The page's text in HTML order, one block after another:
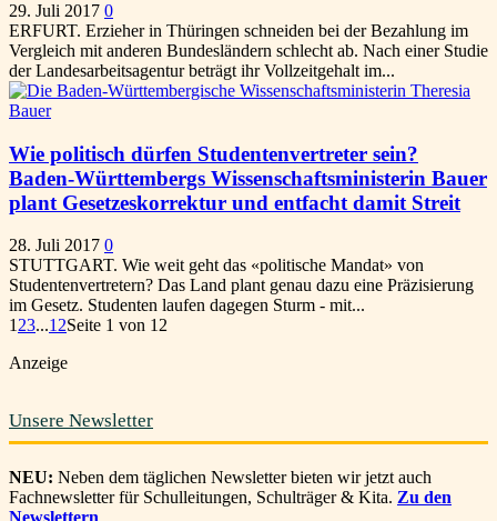
29. Juli 2017 0
ERFURT. Erzieher in Thüringen schneiden bei der Bezahlung im
Vergleich mit anderen Bundesländern schlecht ab. Nach einer Studie
der Landesarbeitsagentur beträgt ihr Vollzeitgehalt im...
Wie politisch dürfen Studentenvertreter sein?
Baden-Württembergs Wissenschaftsministerin Bauer
plant Gesetzeskorrektur und entfacht damit Streit
28. Juli 2017 0
STUTTGART. Wie weit geht das «politische Mandat» von
Studentenvertretern? Das Land plant genau dazu eine Präzisierung
im Gesetz. Studenten laufen dagegen Sturm - mit...
123...12Seite 1 von 12
Anzeige
Unsere Newsletter
NEU: Neben dem täglichen Newsletter bieten wir jetzt auch
Fachnewsletter für Schulleitungen, Schulträger & Kita. Zu den